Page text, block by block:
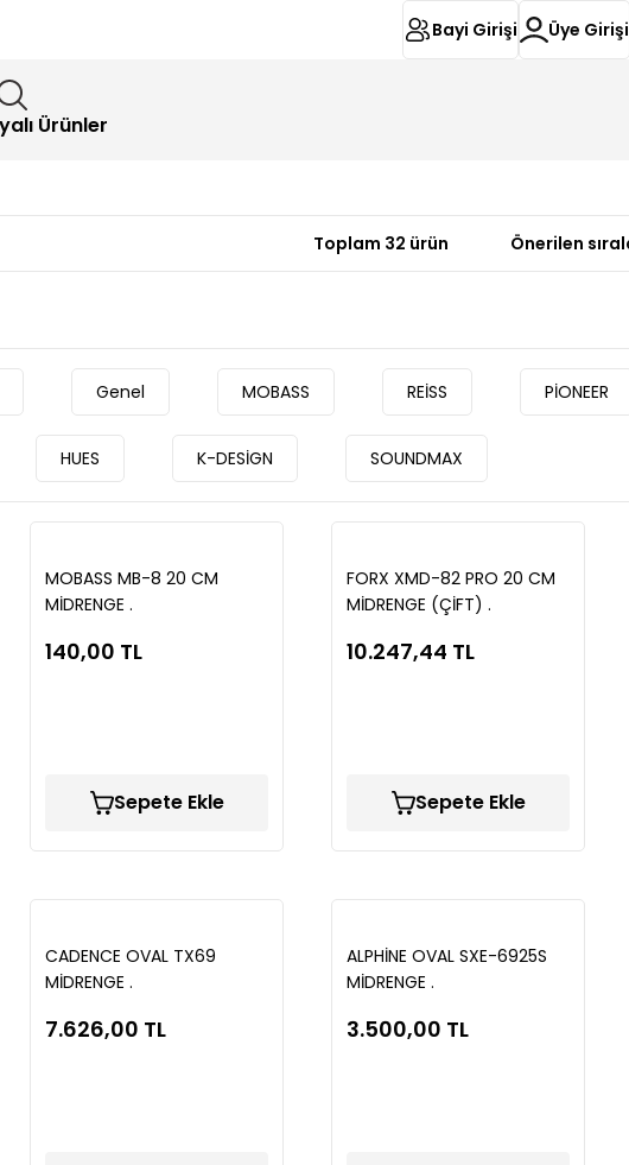
Bayi Girişi Üye Girişi
Ürünler
Toplam 32 ürün
Genel MOBASS REİSS PİONEER
HUES K-DESİGN SOUNDMAX
MOBASS MB-8 20 CM
MİDRENGE .
140,00 TL
Sepete Ekle
FORX XMD-82 PRO 20 CM
MİDRENGE (ÇİFT) .
10.247,44 TL
Sepete Ekle
CADENCE OVAL TX69
MİDRENGE .
7.626,00 TL
ALPHİNE OVAL SXE-6925S
MİDRENGE .
3.500,00 TL